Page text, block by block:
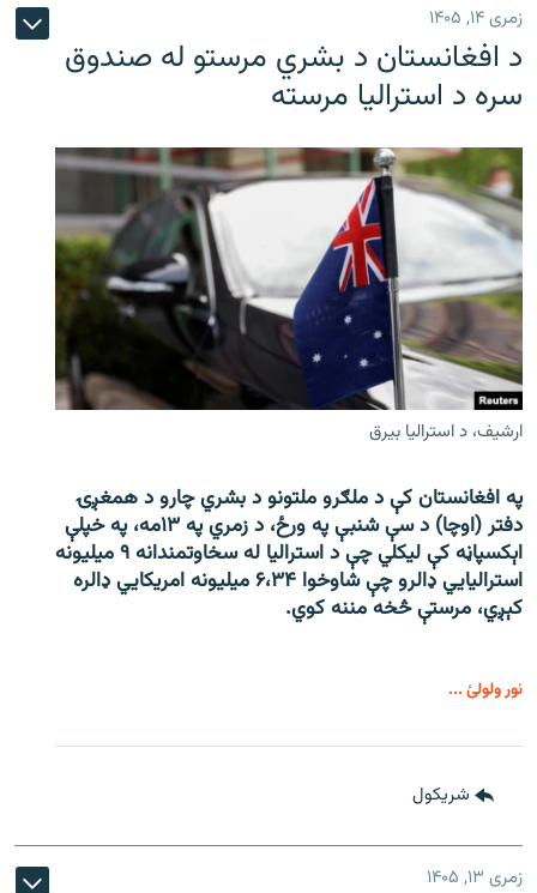
زمری ۱۴, ۱۴۰۵
د افغانستان د بشري مرستو له صندوق
سره د استرالیا مرسته
ارشیف، د استرالیا بیرق
په افغانستان کې د ملګرو ملتونو د بشري چارو د همغږۍ
دفتر (اوچا) د سې ‌شنبې په ورځ، د زمري په ۱۳مه، په خپلې
اېکسپاڼه کې لیکلي چې د استرالیا له سخاوتمندانه ۹ میلیونه
استرالیايي ډالرو چې شاوخوا ۶،۳۴ میلیونه امریکايي ډالره
کېږي، مرستې څخه مننه کوي.
نور ولولئ ...
شريکول
زمری ۱۳, ۱۴۰۵